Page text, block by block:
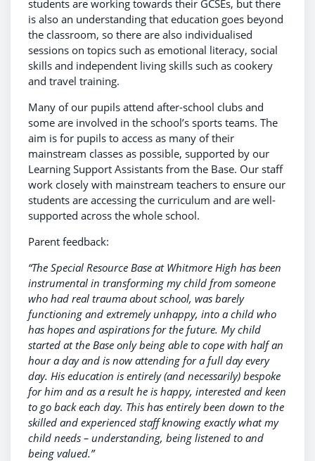
students are working towards their GCSEs, but there
is also an understanding that education goes beyond
the classroom, so there are also individualised
sessions on topics such as emotional literacy, social
skills and independent living skills such as cookery
and travel training.
Many of our pupils attend after-school clubs and
some are involved in the school’s sports teams. The
aim is for pupils to access as many of their
mainstream classes as possible, supported by our
Learning Support Assistants from the Base. Our staff
work closely with mainstream teachers to ensure our
students are accessing the curriculum and are well-
supported across the whole school.
Parent feedback:
“The Special Resource Base at Whitmore High has been
instrumental in transforming my child from someone
who had real trauma about school, was barely
functioning and extremely unhappy, into a child who
has hopes and aspirations for the future. My child
started at the Base only being able to cope with half an
hour a day and is now attending for a full day every
day. His education is entirely (and necessarily) bespoke
for him and as a result he is happy, interested and keen
to go back each day. This has entirely been down to the
skilled and experienced staff knowing exactly what my
child needs – understanding, being listened to and
being valued.”